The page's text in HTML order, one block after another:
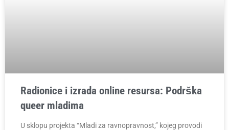
Radionice i izrada online resursa: Podrška
queer mladima
U sklopu projekta “Mladi za ravnopravnost,” kojeg provodi